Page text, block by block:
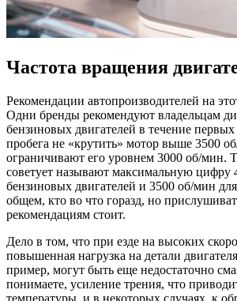
Частота вращения
Рекомендации автопроизводителей на
Одни бренды рекомендуют владельцам
бензиновых двигателей в течение
пробега не «крутить» мотор выше 3500
ограничивают его уровнем 3000 об/мин.
советует называют максимальную цифру
бензиновых двигателей и 3500 об/мин
общем, кто во что горазд, но
рекомендациям стоит.
Дело в том, что при езде на высоких
повышенная нагрузка на детали
пример, могут быть еще недостаточно
понимаете, усиление трения, что